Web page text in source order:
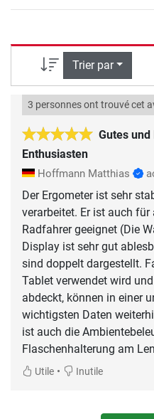
Trier par
Gutes
Enthusiasten
3 personnes ont trouvé cet
Hoffmann Matthias
Der Ergometer ist sehr
verarbeitet. Er ist auch
Radfahrer geeignet (Die
Display ist sehr gut
sind doppelt dargestellt.
Tablet verwendet wird
abdeckt, können in einer
wichtigsten Daten
ist auch die
Flaschenhalterung am
Utile • Inutile